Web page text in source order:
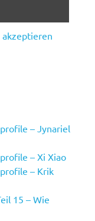
– Jynariel
– Xi Xiao
– Krik
15 – Wie